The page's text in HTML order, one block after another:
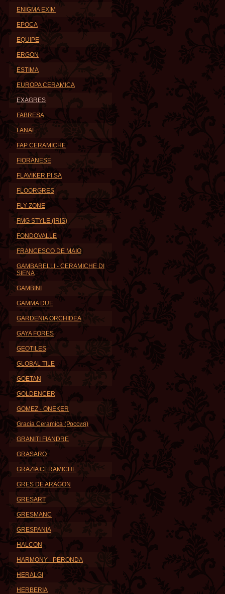
ENIGMA EXIM
EPOCA
EQUIPE
ERGON
ESTIMA
EUROPA CERAMICA
EXAGRES
FABRESA
FANAL
FAP CERAMICHE
FIORANESE
FLAVIKER PI.SA
FLOORGRES
FLY ZONE
FMG STYLE (IRIS)
FONDOVALLE
FRANCESCO DE MAIO
GAMBARELLI - CERAMICHE DI
SIENA
GAMBINI
GAMMA DUE
GARDENIA ORCHIDEA
GAYA FORES
GEOTILES
GLOBAL TILE
GOETAN
GOLDENCER
GOMEZ - ONEKER
Gracia Ceramica (Россия)
GRANITI FIANDRE
GRASARO
GRAZIA CERAMICHE
GRES DE ARAGON
GRESART
GRESMANC
GRESPANIA
HALCON
HARMONY - PERONDA
HERALGI
HERBERIA